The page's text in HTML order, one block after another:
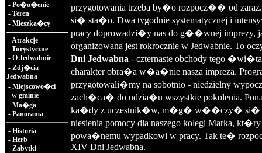
- Po�o�enie
- Teren
- Mieszka�cy
-Atrakcje
Turystyczne
- O Jedwabnie
- Zdj�cia
Jedwabna
- Miejscowo�ci
w gminie
- Ma�ga
- Panorama
- Historia
- Herb
- Zabytki
przygotowania trzeba by�o rozpocz�� od
si� sta�o. Dwa tygodnie systematycznej i
pracy doprowadzi�y nas do g��wnej imprezy,
organizowana jest rokrocznie w Jedwabnie. To
Dni Jedwabna - czternaste obchody tego
charakter obra�a w�a�nie nasza impreza.
przygotowali�my na sobotnio - niedzielny
zach�ca� do udzia�u wszystkie pokolenia.
ka�dy z uczestnik�w, m�g� w��czy� si�
niesienia pomocy dla naszego kolegi Marka,
powa�nemu wypadkowi w pracy. Tak te�
XIV Dni Jedwabna.